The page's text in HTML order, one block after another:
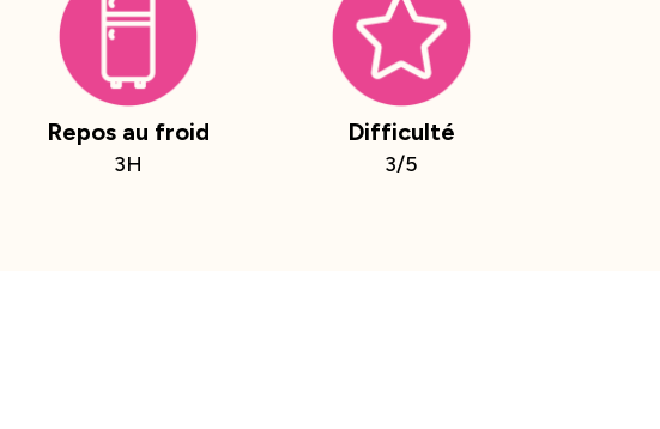
Repos au froid
3H
Difficulté
3/5